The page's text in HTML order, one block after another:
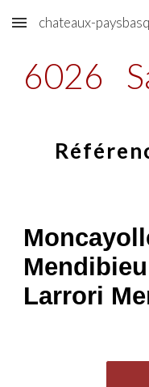
Skip to main content
chateaux-
6026
Larrori